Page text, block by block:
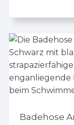
Badehose